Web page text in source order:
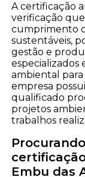
A certificação
verificação
cumprimento
sustentáveis,
gestão e
especializados
ambiental para
empresa
qualificado
projetos
trabalhos
Embu das